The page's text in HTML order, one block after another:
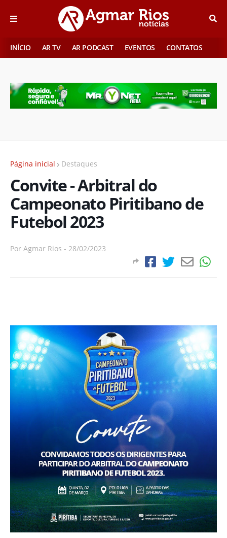
INÍCIO AR TV AR PODCAST EVENTOS CONTATOS
Página inicial Destaques
Convite - Arbitral do
Campeonato Piritibano de
Futebol 2023
Por Agmar Rios - 28/02/2023